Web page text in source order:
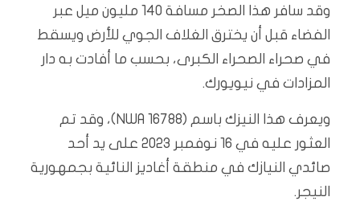
وقد سافر هذا الصخر مسافة 140 مليون ميل عبر
الفضاء قبل أن يخترق الغلاف الجوي للأرض ويسقط
في صحراء الصحراء الكبرى، بحسب ما أفادت به دار
المزادات في نيويورك.
ويعرف هذا النيزك باسم (NWA 16788)، وقد تم
العثور عليه في 16 نوفمبر 2023 على يد أحد
صائدي النيازك في منطقة أغاديز النائية بجمهورية
النيجر.